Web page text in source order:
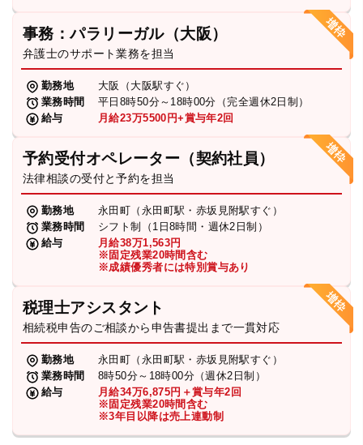
事務：パラリーガル（大阪）
弁護士のサポート業務を担当
勤務地
大阪（大阪駅すぐ）
業務時間
平日8時50分～18時00分（完全週休2日制）
給与
月給23万5500円+賞与年2回
予約受付オペレーター（契約社員）
法律相談の受付と予約を担当
勤務地
永田町（永田町駅・赤坂見附駅すぐ）
業務時間
シフト制（1日8時間・週休2日制）
給与
月給38万1,563円
※固定残業20時間含む
※成績優秀者には特別賞与あり
税理士アシスタント
相続税申告のご相談から申告書提出まで一貫対応
勤務地
永田町（永田町駅・赤坂見附駅すぐ）
業務時間
8時50分～18時00分（週休2日制）
給与
月給34万6,875円＋賞与年2回
※固定残業20時間含む
※3年目以降は売上連動制
求人採用
お知らせ
特設サイト
相談先情報サイト
プライバシーポリシー
TikTok受賞 定義集 動画集